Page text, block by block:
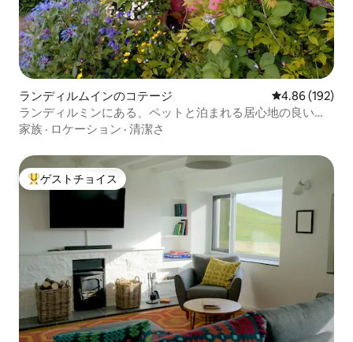
ランディルムインのコテージ レビュー192
4.86 (192)
ランディルミンにある、ペットと泊まれる居心地の良いコ
テージです。
家族 · ロケーション · 清潔さ
大好評のゲストチョイスです。
ゲストチョイス